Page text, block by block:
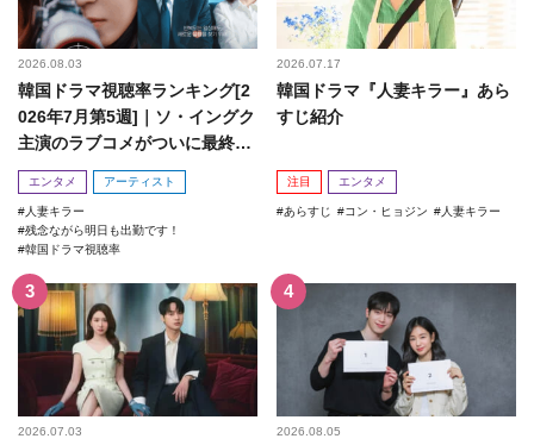
2026.08.03
韓国ドラマ視聴率ランキング[2
026年7月第5週]｜ソ・イングク
主演のラブコメがついに最終
回！
エンタメ アーティスト
人妻キラー
残念ながら明日も出勤です！
韓国ドラマ視聴率
2026.07.17
韓国ドラマ『人妻キラー』あら
すじ紹介
注目 エンタメ
あらすじ コン・ヒョジン 人妻キラー
2026.07.03 2026.08.05